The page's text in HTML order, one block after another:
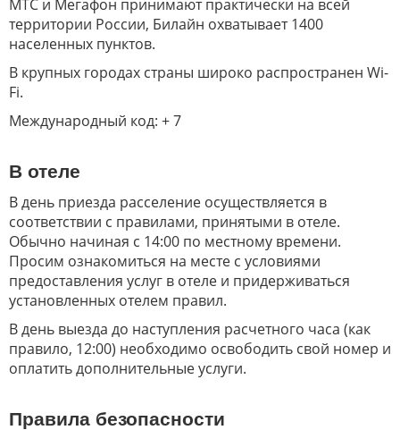
МТС и Мегафон принимают практически на всей
территории России, Билайн охватывает 1400
населенных пунктов.
В крупных городах страны широко распространен Wi-
Fi.
Международный код: + 7
В отеле
В день приезда расселение осуществляется в
соответствии с правилами, принятыми в отеле.
Обычно начиная с 14:00 по местному времени.
Просим ознакомиться на месте с условиями
предоставления услуг в отеле и придерживаться
установленных отелем правил.
В день выезда до наступления расчетного часа (как
правило, 12:00) необходимо освободить свой номер и
оплатить дополнительные услуги.
Правила безопасности